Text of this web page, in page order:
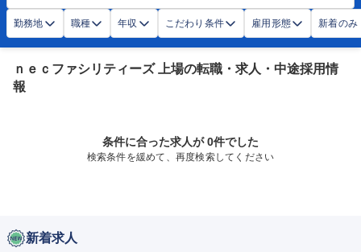
勤務地 職種 年収 こだわり条件 雇用形態 新着のみ
ｎｅｃファシリティーズ 上場の転職・求人・中途採用情
報
条件に合った求人が 0件でした
検索条件を緩めて、再度検索してください
新着求人